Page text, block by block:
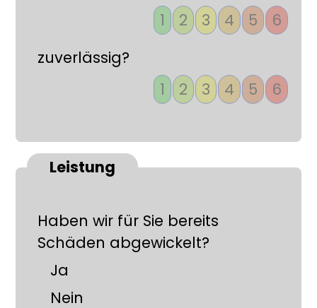
1
2 3 4 5
6
zuverlässig?
1
2 3 4 5 6
Leistung
Haben wir für Sie bereits
Schäden abgewickelt?
Ja
Nein